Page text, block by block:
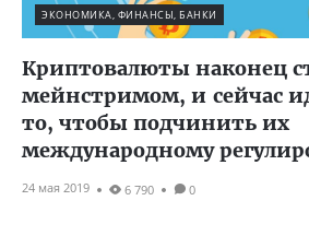
ЭКОНОМИКА, ФИНАНСЫ, БАНКИ
Криптовалюты наконец
мейнстримом, и сейчас
то, чтобы подчинить их
международному
24 мая 2019 6 790 0